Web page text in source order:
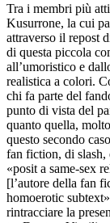
Tra i membri più
Kusurrone, la cui
attraverso il repost
di questa piccola
all’umoristico e
realistica a colori.
chi fa parte del
punto di vista del
quanto quella,
questo secondo
fan fiction, di slash,
«posit a same-sex
[l’autore della fan
homoerotic
rintracciare la